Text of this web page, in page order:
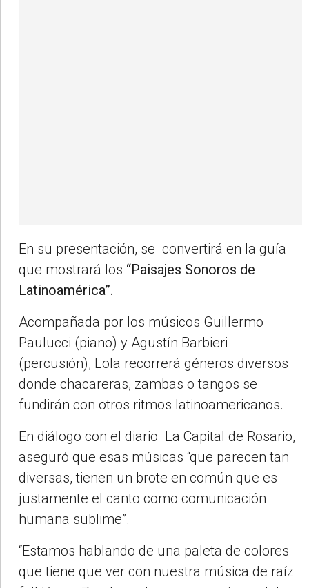
En su presentación, se convertirá en la guía
que mostrará los “Paisajes Sonoros de
Latinoamérica”.
Acompañada por los músicos Guillermo
Paulucci (piano) y Agustín Barbieri
(percusión), Lola recorrerá géneros diversos
donde chacareras, zambas o tangos se
fundirán con otros ritmos latinoamericanos.
En diálogo con el diario La Capital de Rosario,
aseguró que esas músicas “que parecen tan
diversas, tienen un brote en común que es
justamente el canto como comunicación
humana sublime”.
“Estamos hablando de una paleta de colores
que tiene que ver con nuestra música de raíz